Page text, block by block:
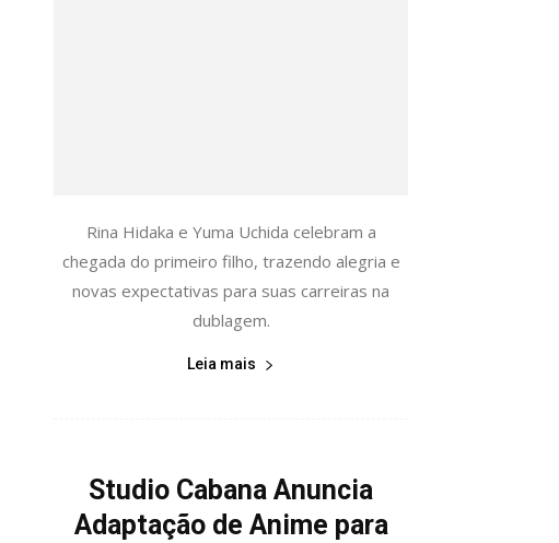
Rina Hidaka e Yuma Uchida celebram a
chegada do primeiro filho, trazendo alegria e
novas expectativas para suas carreiras na
dublagem.
Leia mais
Studio Cabana Anuncia
Adaptação de Anime para